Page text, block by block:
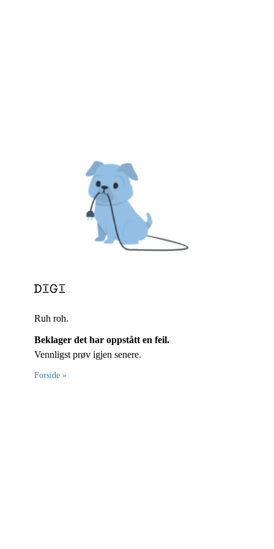
Ruh roh.
Beklager det har oppstått en feil.
Vennligst prøv igjen senere.
Forside »